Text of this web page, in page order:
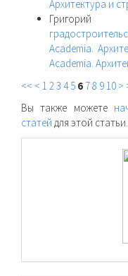
Архитектура и
Academia.
Academia.
<< < 1 23 4 5 6 78 9 10 >
Вы также можете
статей для этой статьи.